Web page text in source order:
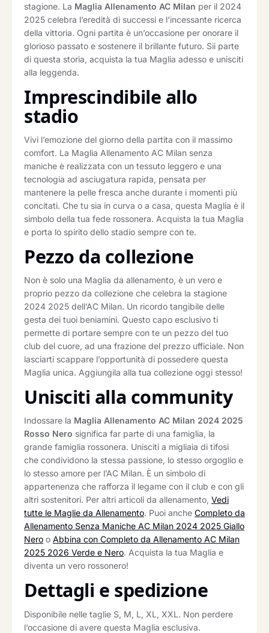
stagione. La Maglia Allenamento AC Milan per il 2024
2025 celebra l’eredità di successi e l’incessante ricerca
della vittoria. Ogni partita è un’occasione per onorare il
glorioso passato e sostenere il brillante futuro. Sii parte
di questa storia, acquista la tua Maglia adesso e unisciti
alla leggenda.
Imprescindibile allo
stadio
Vivi l’emozione del giorno della partita con il massimo
comfort. La Maglia Allenamento AC Milan senza
maniche è realizzata con un tessuto leggero e una
tecnologia ad asciugatura rapida, pensata per
mantenere la pelle fresca anche durante i momenti più
concitati. Che tu sia in curva o a casa, questa Maglia è il
simbolo della tua fede rossonera. Acquista la tua Maglia
e porta lo spirito dello stadio sempre con te.
Pezzo da collezione
Non è solo una Maglia da allenamento, è un vero e
proprio pezzo da collezione che celebra la stagione
2024 2025 dell’AC Milan. Un ricordo tangibile delle
gesta dei tuoi beniamini. Questo capo esclusivo ti
permette di portare sempre con te un pezzo del tuo
club del cuore, ad una frazione del prezzo ufficiale. Non
lasciarti scappare l’opportunità di possedere questa
Maglia unica. Aggiungila alla tua collezione oggi stesso!
Unisciti alla community
Indossare la Maglia Allenamento AC Milan 2024 2025
Rosso Nero significa far parte di una famiglia, la
grande famiglia rossonera. Unisciti a migliaia di tifosi
che condividono la stessa passione, lo stesso orgoglio e
lo stesso amore per l’AC Milan. È un simbolo di
appartenenza che rafforza il legame con il club e con gli
altri sostenitori. Per altri articoli da allenamento, Vedi
tutte le Maglie da Allenamento. Puoi anche Completo da
Allenamento Senza Maniche AC Milan 2024 2025 Giallo
Nero o Abbina con Completo da Allenamento AC Milan
2025 2026 Verde e Nero. Acquista la tua Maglia e
diventa un vero rossonero!
Dettagli e spedizione
Disponibile nelle taglie S, M, L, XL, XXL. Non perdere
l’occasione di avere questa Maglia esclusiva.